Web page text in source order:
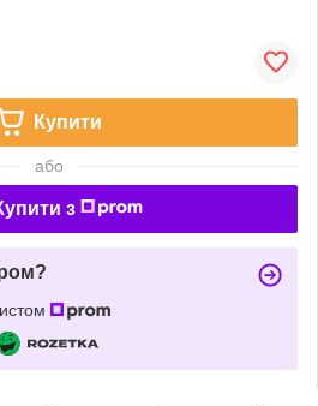
Купити
або
з